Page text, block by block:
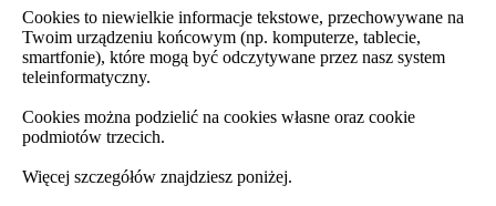
Cookies to niewielkie informacje tekstowe, przechowywane na
Twoim urządzeniu końcowym (np. komputerze, tablecie,
smartfonie), które mogą być odczytywane przez nasz system
teleinformatyczny.
Cookies można podzielić na cookies własne oraz cookie
podmiotów trzecich.
Więcej szczegółów znajdziesz poniżej.